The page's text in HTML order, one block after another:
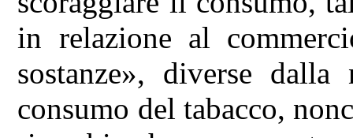
in relazione al
sostanze», diverse
consumo del tabacco,